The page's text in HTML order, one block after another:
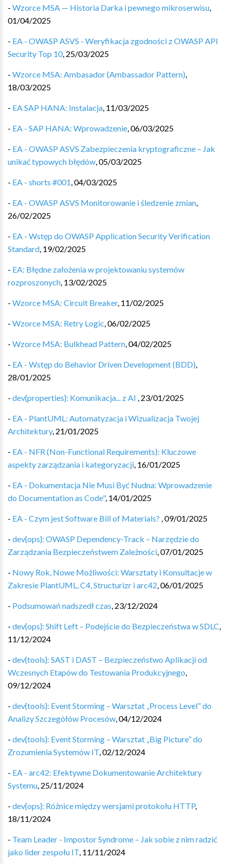
- Wzorce MSA — Historia Darka i pewnego mikroserwisu,
01/04/2025
- EA - OWASP ASVS - Weryfikacja zgodności z OWASP API
Security Top 10, 25/03/2025
- Wzorce MSA: Ambasador (Ambassador Pattern),
18/03/2025
- EA SAP HANA: Instalacja, 11/03/2025
- EA - SAP HANA: Wprowadzenie,06/03/2025
- EA - OWASP ASVS Zabezpieczenia kryptograficzne – Jak
unikać typowych błędów,05/03/2025
- EA - shorts #001,04/03/2025
- EA - OWASP ASVS Monitorowanie i śledzenie zmian,
26/02/2025
- EA - Wstęp do OWASP Application Security Verification
Standard, 19/02/2025
- EA: Błędne założenia w projektowaniu systemów
rozproszonych, 13/02/2025
- Wzorce MSA: Circuit Breaker, 11/02/2025
- Wzorce MSA: Retry Logic,06/02/2025
- Wzorce MSA: Bulkhead Pattern,04/02/2025
- EA - Wstęp do Behavior Driven Development (BDD),
28/01/2025
- dev{properties}: Komunikacja... z AI , 23/01/2025
- EA - PlantUML: Automatyzacja i Wizualizacja Twojej
Architektury, 21/01/2025
- EA - NFR (Non-Functional Requirements): Kluczowe
aspekty zarządzania i kategoryzacji, 16/01/2025
- EA - Dokumentacja Nie Musi Być Nudna: Wprowadzenie
do Documentation as Code", 14/01/2025
- EA - Czym jest Software Bill of Materials? ,09/01/2025
- dev{ops}: OWASP Dependency-Track – Narzędzie do
Zarządzania Bezpieczeństwem Zależności,07/01/2025
- Nowy Rok, Nowe Możliwości: Warsztaty i Konsultacje w
Zakresie PlantUML, C4, Structurizr i arc42,06/01/2025
- Podsumowań nadszedł czas, 23/12/2024
- dev{ops}: Shift Left – Podejście do Bezpieczeństwa w SDLC,
11/12/2024
- dev{tools}: SAST i DAST – Bezpieczeństwo Aplikacji od
Wczesnych Etapów do Testowania Produkcyjnego,
09/12/2024
- dev{tools}: Event Storming – Warsztat „Process Level” do
Analizy Szczegółów Procesów,04/12/2024
- dev{tools}: Event Storming – Warsztat „Big Picture” do
Zrozumienia Systemów IT,02/12/2024
- EA - arc42: Efektywne Dokumentowanie Architektury
Systemu, 25/11/2024
- dev{ops}: Różnice między wersjami protokołu HTTP,
18/11/2024
- Team Leader - Impostor Syndrome – Jak sobie z nim radzić
jako lider zespołu IT, 11/11/2024